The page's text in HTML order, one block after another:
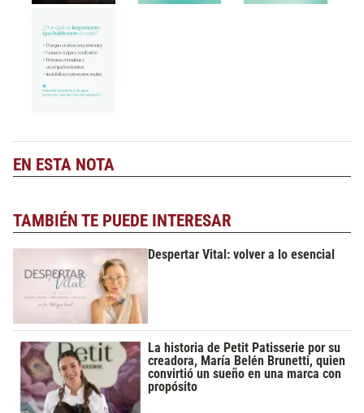
EN ESTA NOTA
TAMBIÉN TE PUEDE INTERESAR
Despertar Vital: volver a lo esencial
La historia de Petit Patisserie por su
creadora, María Belén Brunetti, quien
convirtió un sueño en una marca con
propósito